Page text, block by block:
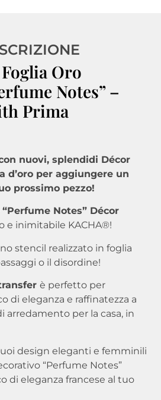
Oro
Notes” –
Prima
nuovi, splendidi Décor
d’oro per aggiungere un
prossimo pezzo!
Notes” Décor
e inimitabile KACHA®!
stencil realizzato in foglia
o il disordine!
è perfetto per
di eleganza e raffinatezza a
arredamento per la casa, in
design eleganti e femminili
“Perfume Notes”
di eleganza francese al tuo